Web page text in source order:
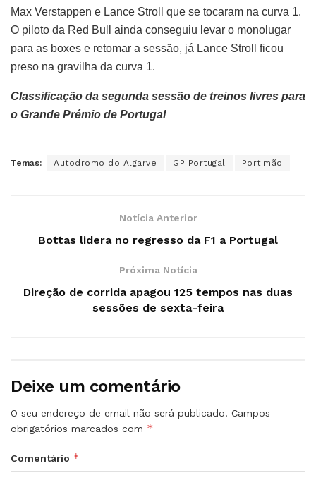
Max Verstappen e Lance Stroll que se tocaram na curva 1.
O piloto da Red Bull ainda conseguiu levar o monolugar
para as boxes e retomar a sessão, já Lance Stroll ficou
preso na gravilha da curva 1.
Classificação da segunda sessão de treinos livres para
o Grande Prémio de Portugal
Temas: Autodromo do Algarve GP Portugal Portimão
Notícia Anterior
Bottas lidera no regresso da F1 a Portugal
Próxima Notícia
Direção de corrida apagou 125 tempos nas duas
sessões de sexta-feira
Deixe um comentário
O seu endereço de email não será publicado. Campos
obrigatórios marcados com *
Comentário *